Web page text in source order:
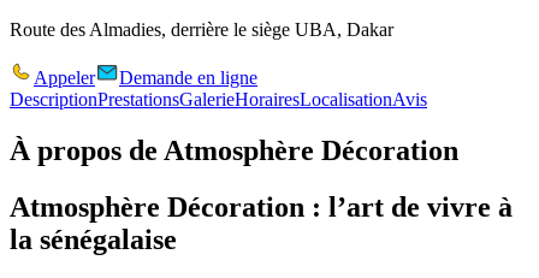
Route des Almadies, derrière le siège UBA, Dakar
Appeler
Demande en ligne
DescriptionPrestationsGalerieHorairesLocalisationAvis
À propos de Atmosphère Décoration
Atmosphère Décoration : l’art de vivre à
la sénégalaise